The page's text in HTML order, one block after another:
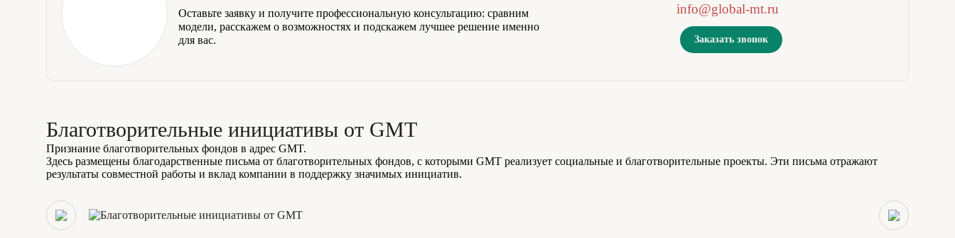
Оставьте заявку и получите профессиональную консультацию: сравним
модели, расскажем о возможностях и подскажем лучшее решение именно
для вас.
info@global-mt.ru
Заказать звонок
Благотворительные инициативы от GMT
Признание благотворительных фондов в адрес GMT.
Здесь размещены благодарственные письма от благотворительных фондов, с которыми GMT реализует социальные и благотворительные проекты. Эти письма отражают
результаты совместной работы и вклад компании в поддержку значимых инициатив.